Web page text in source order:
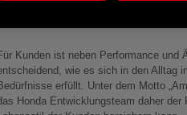
Fokus auf Attraktivität, Funktionalität
Kunden ist neben Performance und
wie es sich in den Alltag
erfüllt. Unter dem Motto
Honda Entwicklungsteam daher der